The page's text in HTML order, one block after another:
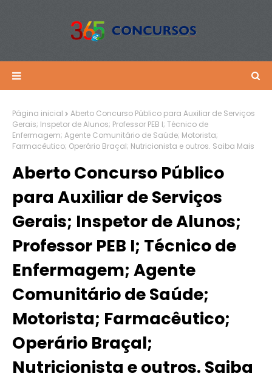
Página inicial
Aberto Concurso Público para Auxiliar de Serviços
Gerais; Inspetor de Alunos; Professor PEB I; Técnico de
Enfermagem; Agente Comunitário de Saúde; Motorista;
Farmacêutico; Operário Braçal; Nutricionista e outros. Saiba Mais
Aberto Concurso Público
para Auxiliar de Serviços
Gerais; Inspetor de Alunos;
Professor PEB I; Técnico de
Enfermagem; Agente
Comunitário de Saúde;
Motorista; Farmacêutico;
Operário Braçal;
Nutricionista e outros. Saiba